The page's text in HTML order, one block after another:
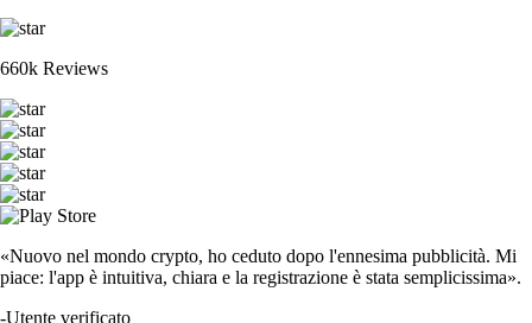
660k Reviews
«Nuovo nel mondo crypto, ho ceduto dopo l'ennesima pubblicità. Mi
piace: l'app è intuitiva, chiara e la registrazione è stata semplicissima».
-Utente verificato